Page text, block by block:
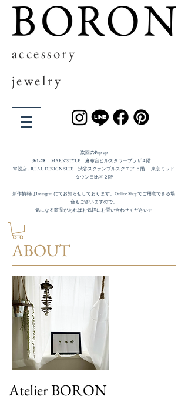
accessory
jewelry
次回の​Pop-up
9/1-28
MARK'STYLE 麻布台ヒルズタワープラザ４階
常設店 : REAL DESIGN SITE 渋谷スクランブルスクエア ５階 東京ミッド
タウン日比谷２階
新作情報はInstagrm にてお知らせしております。 Online Shopでご用意できる場
合もございますので、
気になる商品があればお気軽にお問い合わせください✨
ABOUT
​Atelier BORON